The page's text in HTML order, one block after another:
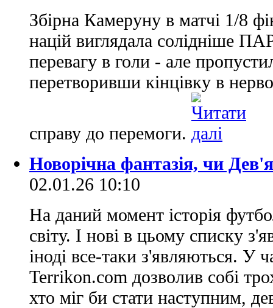
Збірна Камеруну в матчі 1/8
націй виглядала солідніше
перевагу в голи - але
перетворивши кінцівку в
справу до перемоги.
Новорічна фантазія, чи
02.01.26 10:10
На даний момент історія
світу. І нові в цьому списку
іноді все-таки з'являються. У
Terrikon.com дозволив собі
хто міг би стати наступним,